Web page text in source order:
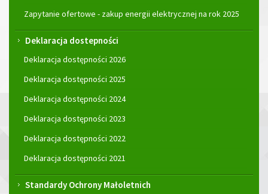
Zapytanie ofertowe - zakup energii elektrycznej na rok 2025
Deklaracja dostepności
Deklaracja dostępności 2026
Deklaracja dostępności 2025
Deklaracja dostępności 2024
Deklaracja dostępności 2023
Deklaracja dostępności 2022
Deklaracja dostępności 2021
Standardy Ochrony Małoletnich